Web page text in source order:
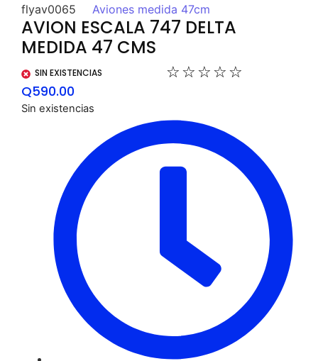
flyav0065
Aviones medida 47cm
AVION ESCALA 747 DELTA
MEDIDA 47 CMS
SIN EXISTENCIAS ☆ ☆ ☆ ☆ ☆
Q590.00
Sin existencias